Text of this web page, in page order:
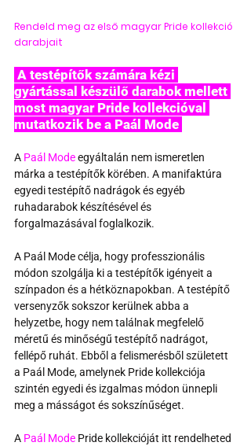
Rendeld meg az első magyar Pride kollekció
darabjait
gyártással készülő darabok mellett
most magyar Pride kollekcióval
mutatkozik be a Paál Mode
A Paál Mode egyáltalán nem ismeretlen
márka a testépítők körében. A manifaktúra
egyedi testépítő nadrágok és egyéb
ruhadarabok készítésével és
forgalmazásával foglalkozik.
A Paál Mode célja, hogy professzionális
módon szolgálja ki a testépítők igényeit a
színpadon és a hétköznapokban. A testépítő
versenyzők sokszor kerülnek abba a
helyzetbe, hogy nem találnak megfelelő
méretű és minőségű testépítő nadrágot,
fellépő ruhát. Ebből a felismerésből született
a Paál Mode, amelynek Pride kollekciója
szintén egyedi és izgalmas módon ünnepli
meg a másságot és sokszínűséget.
A Paál Mode Pride kollekcióját itt rendelheted